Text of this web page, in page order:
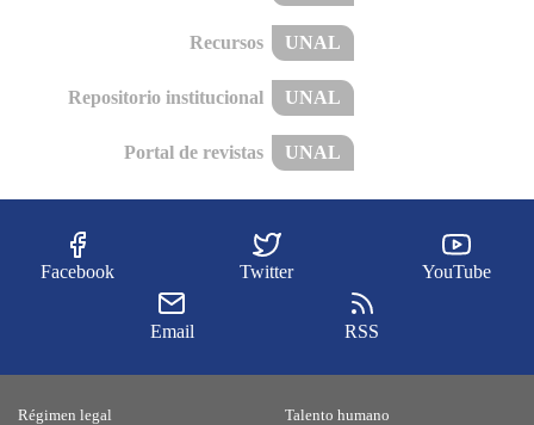
Recursos UNAL
Repositorio institucional UNAL
Portal de revistas UNAL
Facebook Twitter YouTube
Email RSS
Régimen legal
Talento humano